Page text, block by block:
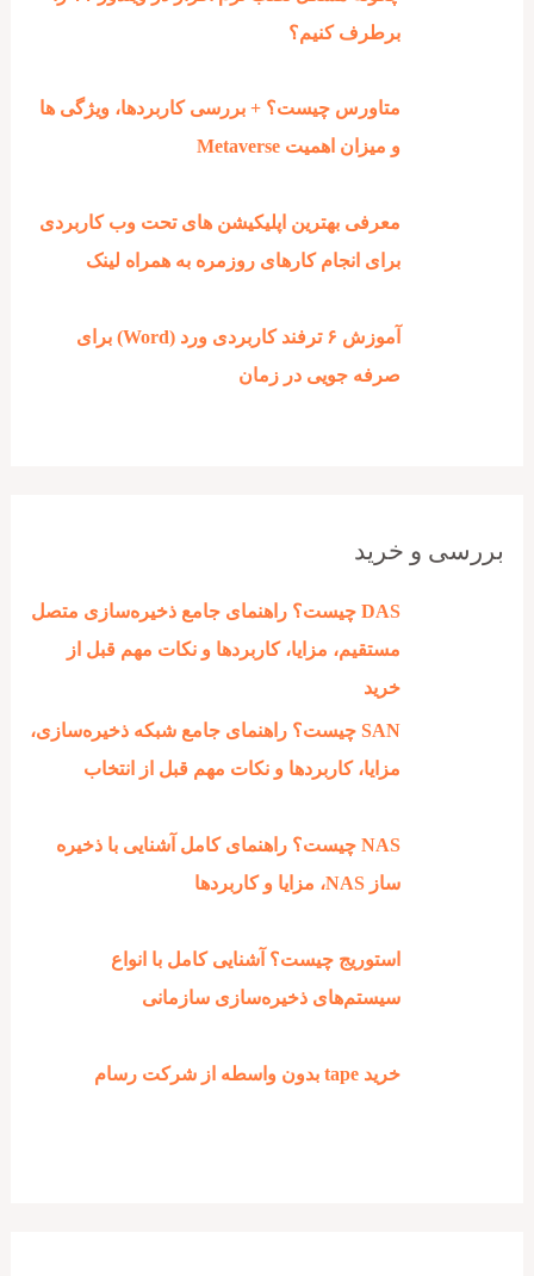
برطرف کنیم؟
متاورس چیست؟ + بررسی کاربردها، ویژگی ها
و میزان اهمیت Metaverse
معرفی بهترین اپلیکیشن های تحت وب کاربردی
برای انجام کارهای روزمره به همراه لینک
آموزش ۶ ترفند کاربردی ورد (Word) برای
صرفه جویی در زمان
بررسی و خرید
DAS چیست؟ راهنمای جامع ذخیره‌سازی متصل
مستقیم، مزایا، کاربردها و نکات مهم قبل از
خرید
SAN چیست؟ راهنمای جامع شبکه ذخیره‌سازی،
مزایا، کاربردها و نکات مهم قبل از انتخاب
NAS چیست؟ راهنمای کامل آشنایی با ذخیره‌
ساز NAS، مزایا و کاربردها
استوریج چیست؟ آشنایی کامل با انواع
سیستم‌های ذخیره‌سازی سازمانی
خرید tape بدون واسطه از شرکت رسام